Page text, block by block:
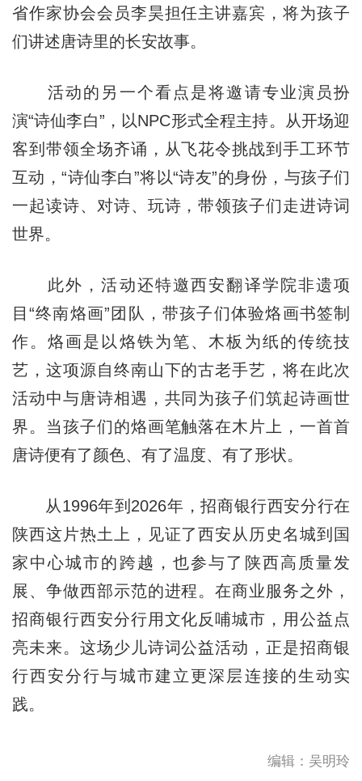
省作家协会会员李昊担任主讲嘉宾，将为孩子
们讲述唐诗里的长安故事。
活动的另一个看点是将邀请专业演员扮
演“诗仙李白”，以NPC形式全程主持。从开场迎
客到带领全场齐诵，从飞花令挑战到手工环节
互动，“诗仙李白”将以“诗友”的身份，与孩子们
一起读诗、对诗、玩诗，带领孩子们走进诗词
世界。
此外，活动还特邀西安翻译学院非遗项
目“终南烙画”团队，带孩子们体验烙画书签制
作。烙画是以烙铁为笔、木板为纸的传统技
艺，这项源自终南山下的古老手艺，将在此次
活动中与唐诗相遇，共同为孩子们筑起诗画世
界。当孩子们的烙画笔触落在木片上，一首首
唐诗便有了颜色、有了温度、有了形状。
从1996年到2026年，招商银行西安分行在
陕西这片热土上，见证了西安从历史名城到国
家中心城市的跨越，也参与了陕西高质量发
展、争做西部示范的进程。在商业服务之外，
招商银行西安分行用文化反哺城市，用公益点
亮未来。这场少儿诗词公益活动，正是招商银
行西安分行与城市建立更深层连接的生动实
践。
编辑：吴明玲